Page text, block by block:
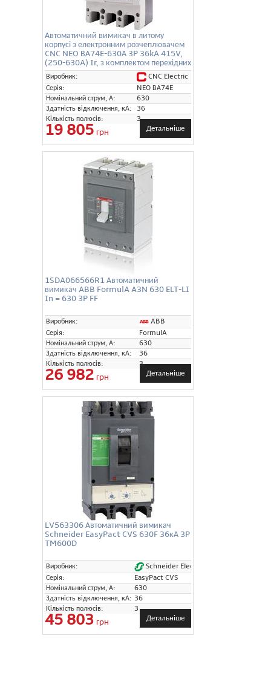
Автоматичний вимикач в литому
корпусі з електронним розчеплювачем
CNC NEO ВА74E-630А 3P 36kA 415V,
(250-630A) Ir, з комплектом перехідних
шин
Виробник:
CNC Electric
Серія:
NEO ВА74E
Номінальний струм, А:
630
Здатність відключення, кА:
36
Кількість полюсів:
3
19 805 грн Детальніше
1SDA066566R1 Автоматичний
вимикач ABB FormulA A3N 630 ELT-LI
In = 630 3P FF
Виробник:
ABB
Серія:
FormulA
Номінальний струм, А:
630
Здатність відключення, кА:
36
Кількість полюсів:
3
26 982 грн Детальніше
LV563306 Автоматичний вимикач
Schneider EasyPact CVS 630F 36кА 3P
TM600D
Виробник:
Schneider Electric
Серія:
EasyPact CVS
Номінальний струм, А:
630
Здатність відключення, кА: 36
Кількість полюсів:
3
45 803 грн Детальніше